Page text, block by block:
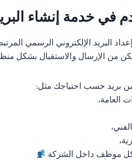
في خدمة إنشاء
البريد الإلكتروني الرسمي
من الإرسال والاستقبال بشكل
بريد حسب احتياجك مثل:
العامة،
موظف داخل الشركة